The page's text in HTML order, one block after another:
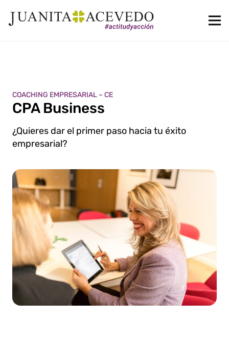
COACHING EMPRESARIAL – CE
CPA Business
¿Quieres dar el primer paso hacia tu éxito
empresarial?